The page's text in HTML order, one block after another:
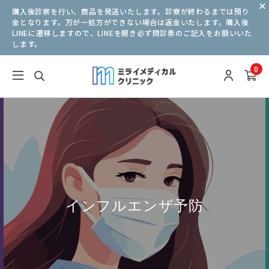
購入後診察を行い、商品を発送いたします。診察が終わるまでは預り
金となります。万が一処方ができない場合は返金いたします。購入後
LINEに遷移しますので、LINEを開き必ず問診票のご記入をお願いいた
します。
0
インフルエンザ予防